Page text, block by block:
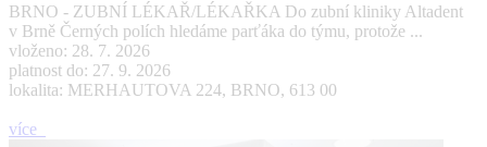
BRNO - ZUBNÍ LÉKAŘ/LÉKAŘKA Do zubní kliniky Altadent
v Brně Černých polích hledáme parťáka do týmu, protože ...
vloženo: 28. 7. 2026
platnost do: 27. 9. 2026
lokalita: MERHAUTOVA 224, BRNO, 613 00
více